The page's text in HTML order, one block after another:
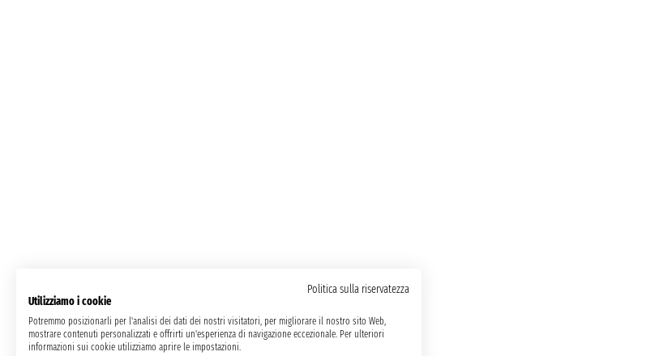
Politica sulla riservatezza
Utilizziamo i cookie
Potremmo posizionarli per l'analisi dei dati dei nostri visitatori, per migliorare il nostro sito Web,
mostrare contenuti personalizzati e offrirti un'esperienza di navigazione eccezionale. Per ulteriori
informazioni sui cookie utilizziamo aprire le impostazioni.